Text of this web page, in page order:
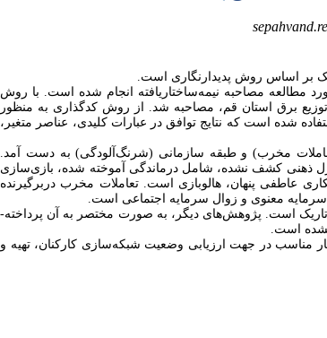
بر اساس روش پدیدارنگاری است.
مطالعه مصاحبه نیمه‌­ساختاریافته انجام شده است. با روش
نفر از مدیران و کارشناسان شرکت توزیع برق استان قم، مصاحبه شد. از روش کدگذاری به منظور
شده است که نتایج توافق در عبارات کلیدی، عناصر متغیر،
مخرب) و طبقه سازمانی (شرنگ‌­آلودگی) به دست آمد.
ذهنی کشف نشده، شامل درماندگی آموخته شده، بازی­‌سازی
عاطفی پنهان، هالوبازی است. تعاملات مخرب دربرگیرنده
معنوی و زوال سرمایه اجتماعی است.
است. پژوهش‌­های دیگر، به صورت مختصر به آن پرداخته‌­
است.
مناسب در جهت ارزیابی وضعیت شبکه‌­سازی کارکنان، تهیه و